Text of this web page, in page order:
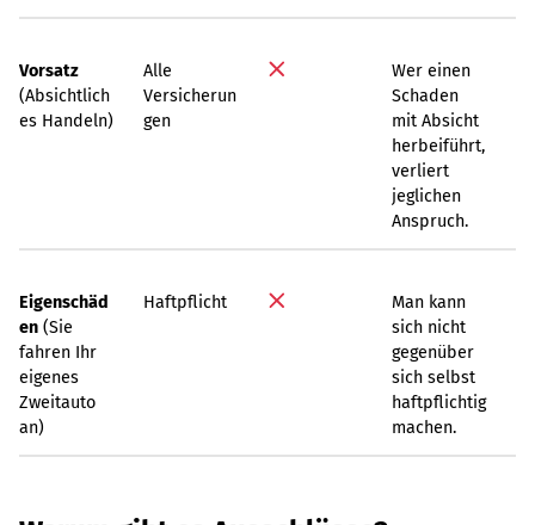
Vorsatz
(Absichtlich
es Handeln)
Alle
Versicherun
gen
Wer einen
Schaden
mit Absicht
herbeiführt,
verliert
jeglichen
Anspruch.
Eigenschäd
en (Sie
fahren Ihr
eigenes
Zweitauto
an)
Haftpflicht
Man kann
sich nicht
gegenüber
sich selbst
haftpflichtig
machen.